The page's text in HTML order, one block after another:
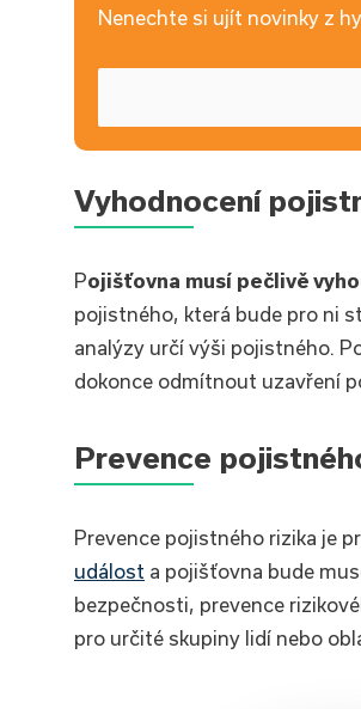
Nenechte si ujít novinky z
Vyhodnocení
Pojišťovna musí pečlivě
pojistného, která bude pro ni
analýzy určí výši pojistného.
dokonce odmítnout uzavření
Prevence
Prevence pojistného rizika je
událost a pojišťovna bude
bezpečnosti, prevence
pro určité skupiny lidí nebo